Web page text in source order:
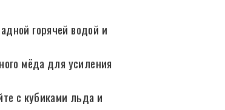
горячей водой и
мёда для усиления
с кубиками льда и